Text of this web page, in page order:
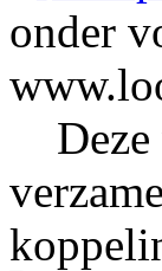
onder
Deze